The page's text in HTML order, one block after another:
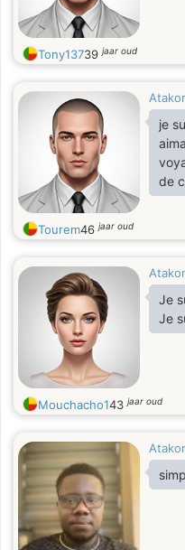
Tony13739jaar oud
je
de
Tourem46jaar oud
Je
Je
Mouchacho143jaar oud